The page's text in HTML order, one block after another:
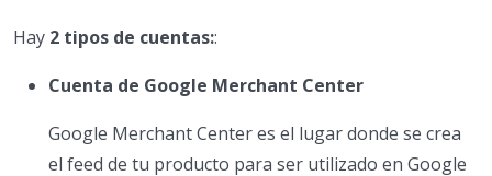
Hay 2 tipos de cuentas::
Cuenta de Google Merchant Center
Google Merchant Center es el lugar donde se crea
el feed de tu producto para ser utilizado en Google